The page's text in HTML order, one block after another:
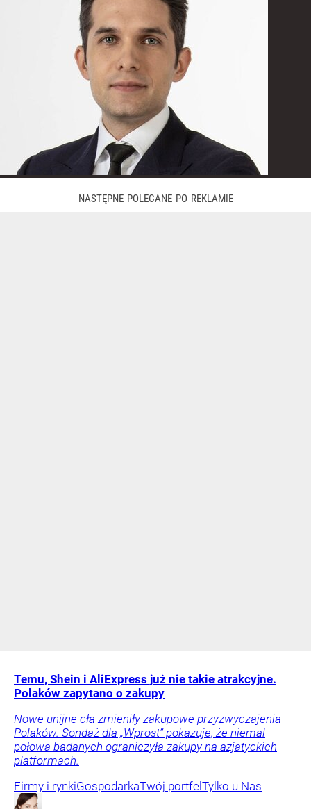
Temu, Shein i AliExpress już nie takie atrakcyjne.
Polaków zapytano o zakupy
Nowe unijne cła zmieniły zakupowe przyzwyczajenia
Polaków. Sondaż dla „Wprost” pokazuje, że niemal
połowa badanych ograniczyła zakupy na azjatyckich
platformach.
Firmy i rynkiGospodarkaTwój portfel Tylko u Nas